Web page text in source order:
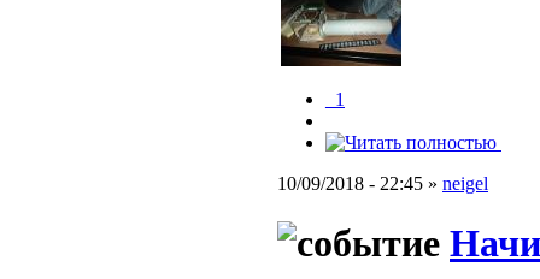
_1
10/09/2018 - 22:45 » neigel